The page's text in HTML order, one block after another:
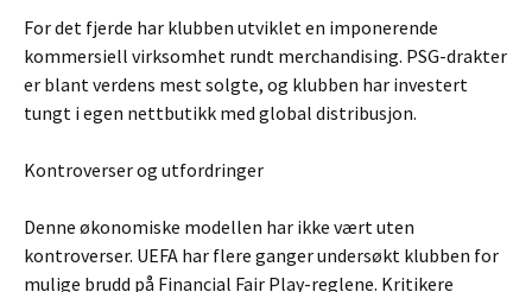
For det fjerde har klubben utviklet en imponerende
kommersiell virksomhet rundt merchandising. PSG-drakter
er blant verdens mest solgte, og klubben har investert
tungt i egen nettbutikk med global distribusjon.
Kontroverser og utfordringer
Denne økonomiske modellen har ikke vært uten
kontroverser. UEFA har flere ganger undersøkt klubben for
mulige brudd på Financial Fair Play-reglene. Kritikere